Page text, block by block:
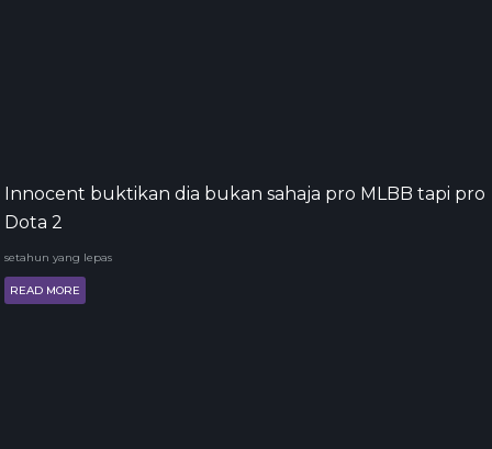
Innocent buktikan dia bukan sahaja pro MLBB tapi pro
Dota 2
setahun yang lepas
READ MORE